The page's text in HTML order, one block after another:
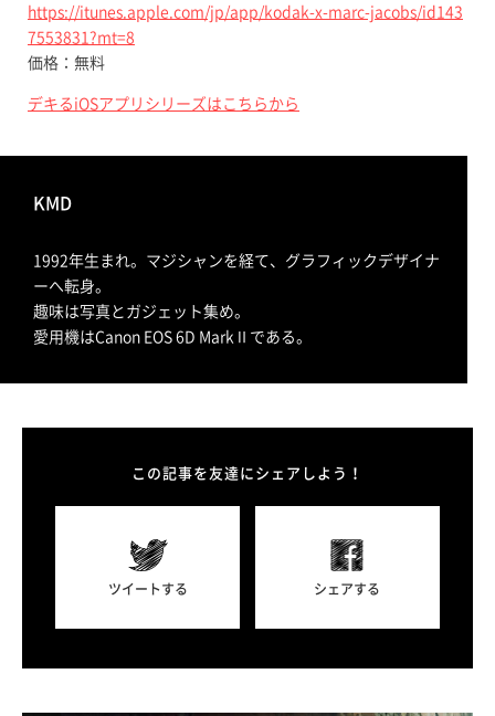
https://itunes.apple.com/jp/app/kodak-x-marc-jacobs/id143
7553831?mt=8
価格：無料
デキるiOSアプリシリーズはこちらから
KMD
1992年生まれ。マジシャンを経て、グラフィックデザイナ
ーへ転身。
趣味は写真とガジェット集め。
愛用機はCanon EOS 6D MarkⅡである。
この記事を友達にシェアしよう！
ツイートする シェアする